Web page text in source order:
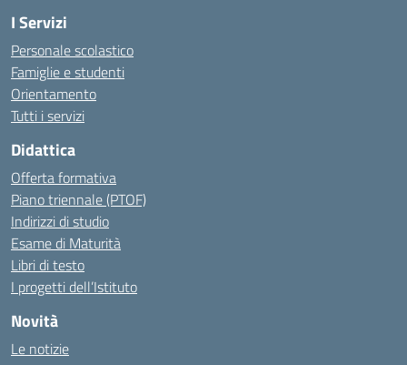
I Servizi
Personale scolastico
Famiglie e studenti
Orientamento
Tutti i servizi
Didattica
Offerta formativa
Piano triennale (PTOF)
Indirizzi di studio
Esame di Maturità
Libri di testo
I progetti dell’Istituto
Novità
Le notizie